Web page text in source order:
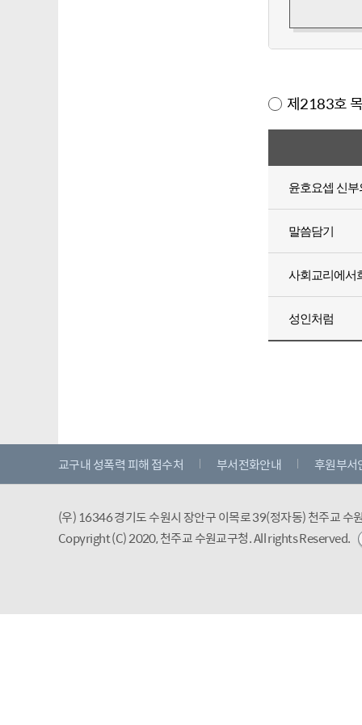
제2183호
윤호요셉 신
말씀담기
사회교리에서
성인처럼
교구내 성폭력 피해 접수처 부서전화안내 후원부서
(우) 16346 경기도 수원시 장안구 이목로 39(정자동) 천주교 수
Copyright (C) 2020, 천주교 수원교구청.All rights Reserved.